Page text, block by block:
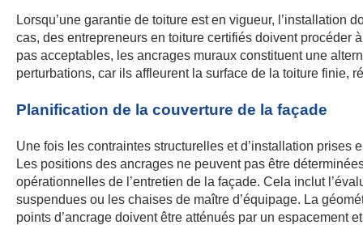
Lorsqu’une garantie de toiture est en vigueur,
cas, des entrepreneurs en toiture certifiés doivent procéder
pas acceptables, les ancrages muraux constituent une
perturbations, car ils affleurent la surface de la toiture finie,
Planification de la couverture de la façade
Une fois les contraintes structurelles et d’installation
Les positions des ancrages ne peuvent pas être
opérationnelles de l’entretien de la façade. Cela inclut
suspendues ou les chaises de maître d’équipage. La
points d’ancrage doivent être atténués par un espacement